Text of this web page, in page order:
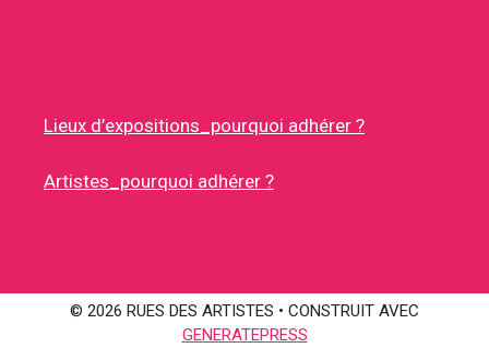
Lieux d’expositions_pourquoi adhérer ?
Artistes_pourquoi adhérer ?
© 2026 RUES DES ARTISTES • CONSTRUIT AVEC
GENERATEPRESS